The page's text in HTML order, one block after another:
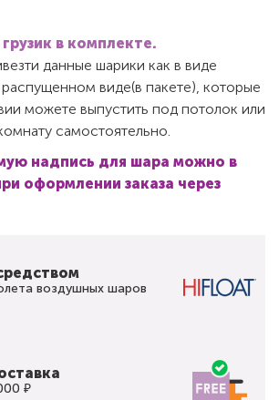
в комплекте.
данные шарики как в виде
распущенном виде(в пакете), которые
можете выпустить под потолок или
самостоятельно.
надпись для шара можно в
оформлении заказа через
воздушных шаров
₽